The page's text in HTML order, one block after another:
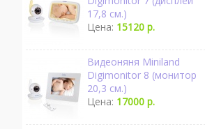
17,8 см.)
Цена: 15120 р.
Видеоняня Miniland
Digimonitor 8 (монитор
20,3 см.)
Цена: 17000 р.